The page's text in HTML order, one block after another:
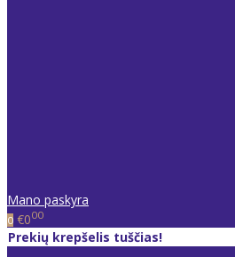
Mano paskyra
0 €000
Prekių krepšelis tuščias!